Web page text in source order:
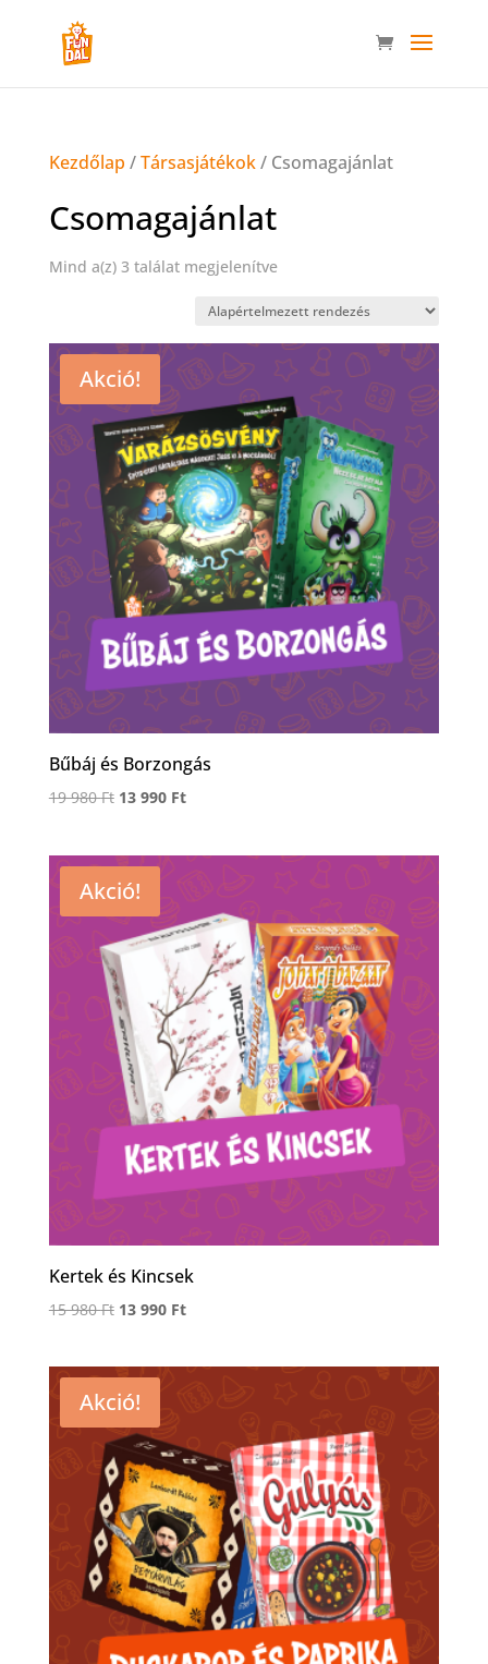
Kezdőlap /Társasjátékok/ Csomagajánlat
Csomagajánlat
Mind a(z) 3 találat megjelenítve
Akció!
Bűbáj és Borzongás
19 980Ft Original
19
980 Ft.
13 990 FtCurrent
13
990 Ft.
Akció!
Kertek és Kincsek
15 980Ft Original
15
980 Ft.
13 990 FtCurrent
Akció!